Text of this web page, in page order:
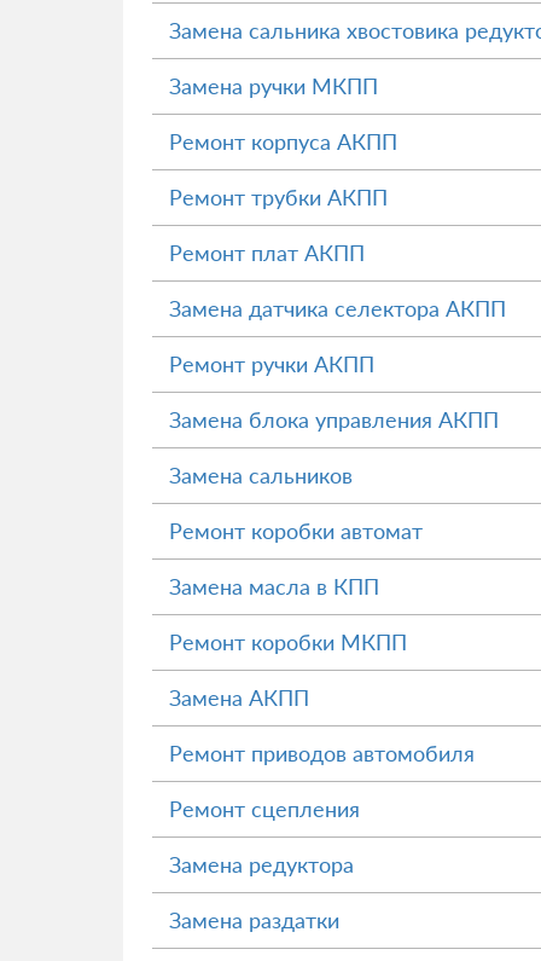
Замена сальника хвостовика
Замена ручки МКПП
Ремонт корпуса АКПП
Ремонт трубки АКПП
Ремонт плат АКПП
Замена датчика селектора АКПП
Ремонт ручки АКПП
Замена блока управления АКПП
Замена сальников
Ремонт коробки автомат
Замена масла в КПП
Ремонт коробки МКПП
Замена АКПП
Ремонт приводов автомобиля
Ремонт сцепления
Замена редуктора
Замена раздатки